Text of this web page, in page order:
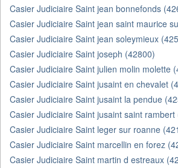
Casier Judiciaire Saint jean bonnefonds
Casier Judiciaire Saint jean saint maurice
Casier Judiciaire Saint jean soleymieux
Casier Judiciaire Saint joseph (42800)
Casier Judiciaire Saint julien molin molette
Casier Judiciaire Saint jusaint en chevalet
Casier Judiciaire Saint jusaint la pendue
Casier Judiciaire Saint jusaint saint rambert
Casier Judiciaire Saint leger sur roanne
Casier Judiciaire Saint marcellin en forez
Casier Judiciaire Saint martin d estreaux